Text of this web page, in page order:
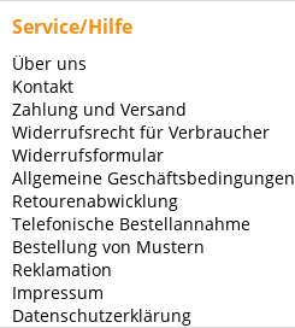
Service/Hilfe
Über uns
Kontakt
Zahlung und Versand
Widerrufsrecht für Verbraucher
Widerrufsformular
Allgemeine Geschäftsbedingungen
Retourenabwicklung
Telefonische Bestellannahme
Bestellung von Mustern
Reklamation
Impressum
Datenschutzerklärung